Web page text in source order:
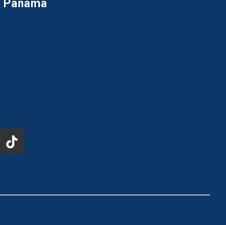
Panamá
TikTok